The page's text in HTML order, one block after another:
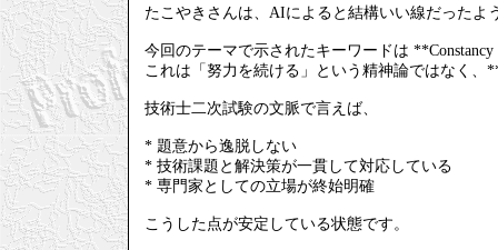
たこやきさんは、AIによると結構いい線だったよ
今回のテーマで示されたキーワードは
これは「努力を続ける」という精神論ではなく
技術士二次試験の文脈で言えば、
* 題意から逸脱しない
* 技術課題と解決策が一貫して対応している
* 専門家としての立場が終始明確
こうした点が安定している状態です。